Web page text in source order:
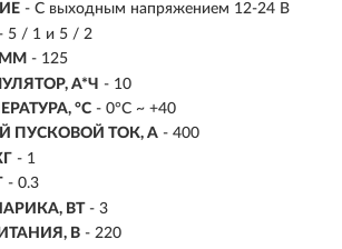
- С выходным напряжением 12-24 В
- 5 / 1 и 5 / 2
- 125
А*Ч - 10
°C - 0°C ~ +40
ПУСКОВОЙ ТОК, А - 400
- 1
- 0.3
ВТ - 3
В - 220